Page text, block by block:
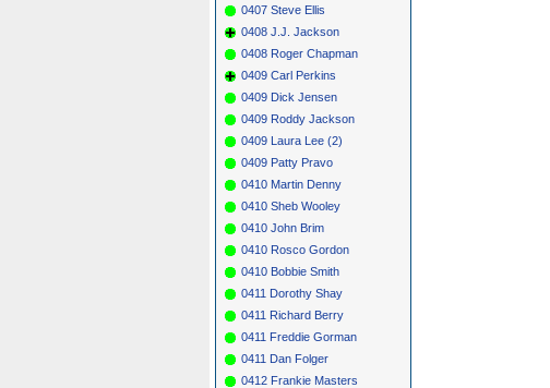
0407 Steve Ellis
0408 J.J. Jackson
0408 Roger Chapman
0409 Carl Perkins
0409 Dick Jensen
0409 Roddy Jackson
0409 Laura Lee (2)
0409 Patty Pravo
0410 Martin Denny
0410 Sheb Wooley
0410 John Brim
0410 Rosco Gordon
0410 Bobbie Smith
0411 Dorothy Shay
0411 Richard Berry
0411 Freddie Gorman
0411 Dan Folger
0412 Frankie Masters